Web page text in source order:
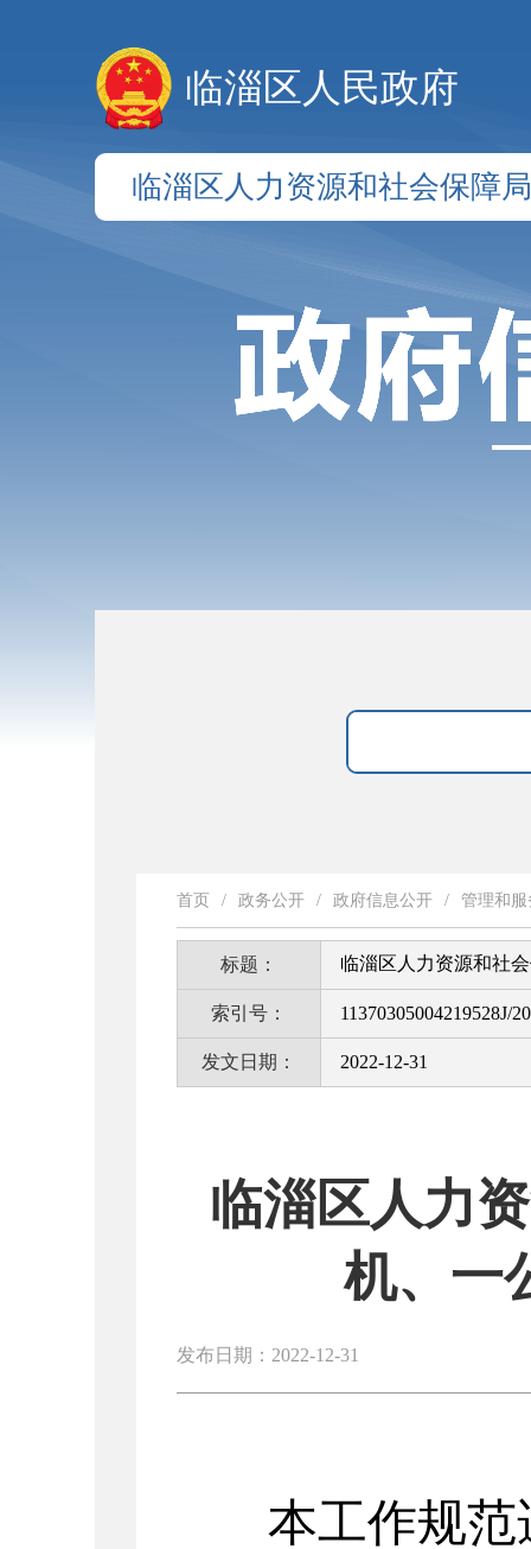
临淄区人民政府
临淄区人力资源和社会保障局
首页 / 政务公开 / 政府信息公开 / 管理和
标题： 临淄区人力资源和社
索引号： 11370305004219528J/
发文日期： 2022-12-31
临淄区人力
机、一
发布日期：2022-12-31
本工作规